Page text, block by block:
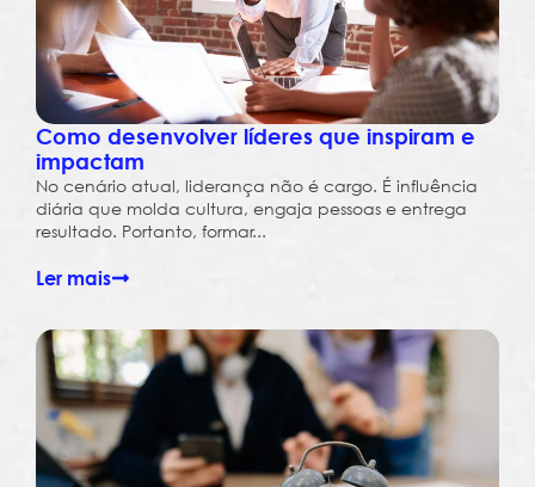
Como desenvolver líderes que inspiram e
impactam
No cenário atual, liderança não é cargo. É influência
diária que molda cultura, engaja pessoas e entrega
resultado. Portanto, formar...
Ler mais